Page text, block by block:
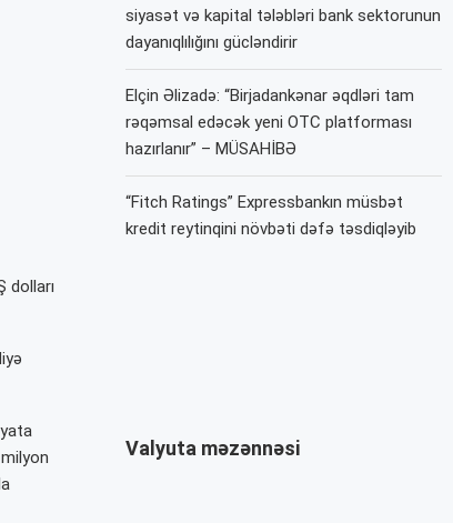
dolları
siyasət və kapital tələbləri bank sektorunun
dayanıqlılığını gücləndirir
Elçin Əlizadə: “Birjadankənar əqdləri tam
rəqəmsal edəcək yeni OTC platforması
hazırlanır” – MÜSAHİBƏ
“Fitch Ratings” Expressbankın müsbət
kredit reytinqini növbəti dəfə təsdiqləyib
Valyuta məzənnəsi